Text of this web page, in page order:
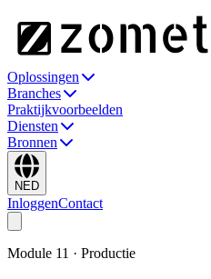
Oplossingen
Branches
Praktijkvoorbeelden
Diensten
Bronnen
NED
InloggenContact
Module 11 · Productie